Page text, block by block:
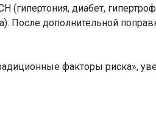
(гипертония, диабет,
После дополнительной
факторы риска»,